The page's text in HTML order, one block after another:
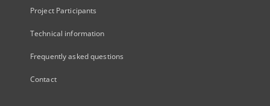
Project Participants
Technical information
Frequently asked questions
Contact